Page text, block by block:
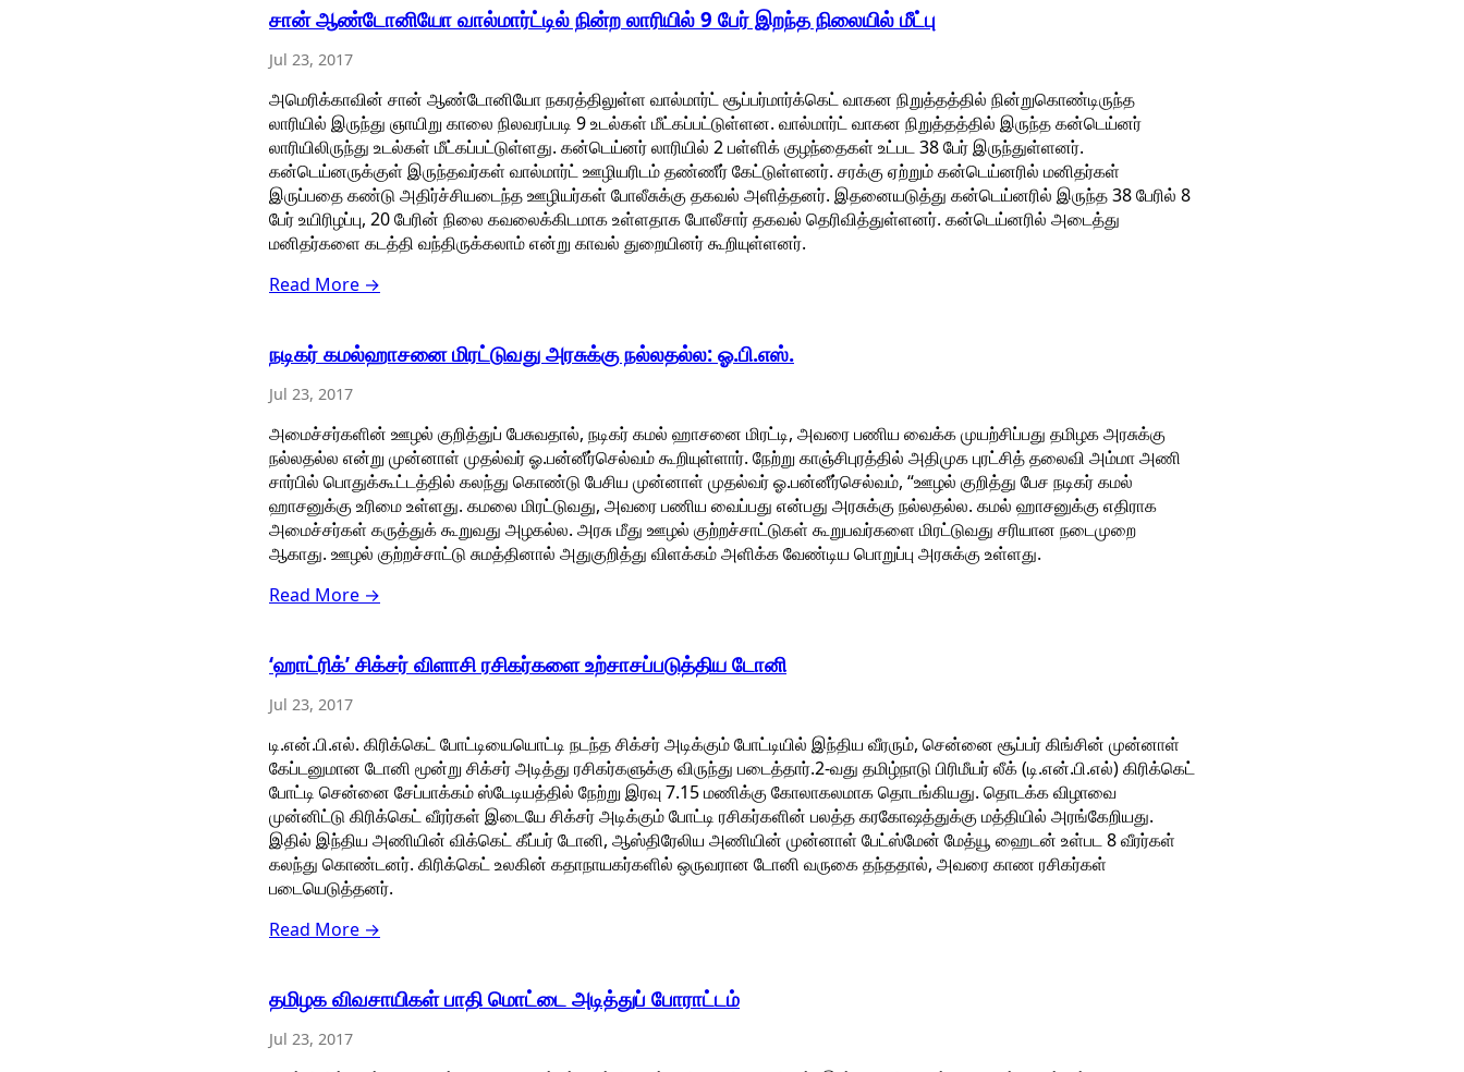
சான் ஆண்டோனியோ வால்மார்ட்டில் நின்ற லாரியில் 9 பேர் இறந்த நிலையில் மீட்பு
Jul 23, 2017
அமெரிக்காவின் சான் ஆண்டோனியோ நகரத்திலுள்ள வால்மார்ட் சூப்பர்மார்க்கெட் வாகன நிறுத்தத்தில் நின்றுகொண்டிருந்த
லாரியில் இருந்து ஞாயிறு காலை நிலவரப்படி 9 உடல்கள் மீட்கப்பட்டுள்ளன. வால்மார்ட் வாகன நிறுத்தத்தில் இருந்த கன்டெய்னர்
லாரியிலிருந்து உடல்கள் மீட்கப்பட்டுள்ளது. கன்டெய்னர் லாரியில் 2 பள்ளிக் குழந்தைகள் உட்பட 38 பேர் இருந்துள்ளனர்.
கன்டெய்னருக்குள் இருந்தவர்கள் வால்மார்ட் ஊழியரிடம் தண்ணீர் கேட்டுள்ளனர். சரக்கு ஏற்றும் கன்டெய்னரில் மனிதர்கள்
இருப்பதை கண்டு அதிர்ச்சியடைந்த ஊழியர்கள் போலீசுக்கு தகவல் அளித்தனர். இதனையடுத்து கன்டெய்னரில் இருந்த 38 பேரில் 8
பேர் உயிரிழப்பு, 20 பேரின் நிலை கவலைக்கிடமாக உள்ளதாக போலீசார் தகவல் தெரிவித்துள்ளனர். கன்டெய்னரில் அடைத்து
மனிதர்களை கடத்தி வந்திருக்கலாம் என்று காவல் துறையினர் கூறியுள்ளனர்.
Read More →
நடிகர் கமல்ஹாசனை மிரட்டுவது அரசுக்கு நல்லதல்ல: ஓ.பி.எஸ்.
Jul 23, 2017
அமைச்சர்களின் ஊழல் குறித்துப் பேசுவதால், நடிகர் கமல் ஹாசனை மிரட்டி, அவரை பணிய வைக்க முயற்சிப்பது தமிழக அரசுக்கு
நல்லதல்ல என்று முன்னாள் முதல்வர் ஓ.பன்னீர்செல்வம் கூறியுள்ளார். நேற்று காஞ்சிபுரத்தில் அதிமுக புரட்சித் தலைவி அம்மா அணி
சார்பில் பொதுக்கூட்டத்தில் கலந்து கொண்டு பேசிய முன்னாள் முதல்வர் ஓ.பன்னீர்செல்வம், “ஊழல் குறித்து பேச நடிகர் கமல்
ஹாசனுக்கு உரிமை உள்ளது. கமலை மிரட்டுவது, அவரை பணிய வைப்பது என்பது அரசுக்கு நல்லதல்ல. கமல் ஹாசனுக்கு எதிராக
அமைச்சர்கள் கருத்துக் கூறுவது அழகல்ல. அரசு மீது ஊழல் குற்றச்சாட்டுகள் கூறுபவர்களை மிரட்டுவது சரியான நடைமுறை
ஆகாது. ஊழல் குற்றச்சாட்டு சுமத்தினால் அதுகுறித்து விளக்கம் அளிக்க வேண்டிய பொறுப்பு அரசுக்கு உள்ளது.
Read More →
‘ஹாட்ரிக்’ சிக்சர் விளாசி ரசிகர்களை உற்சாசப்படுத்திய டோனி
Jul 23, 2017
டி.என்.பி.எல். கிரிக்கெட் போட்டியையொட்டி நடந்த சிக்சர் அடிக்கும் போட்டியில் இந்திய வீரரும், சென்னை சூப்பர் கிங்சின் முன்னாள்
கேப்டனுமான டோனி மூன்று சிக்சர் அடித்து ரசிகர்களுக்கு விருந்து படைத்தார்.2-வது தமிழ்நாடு பிரிமீயர் லீக் (டி.என்.பி.எல்) கிரிக்கெட்
போட்டி சென்னை சேப்பாக்கம் ஸ்டேடியத்தில் நேற்று இரவு 7.15 மணிக்கு கோலாகலமாக தொடங்கியது. தொடக்க விழாவை
முன்னிட்டு கிரிக்கெட் வீரர்கள் இடையே சிக்சர் அடிக்கும் போட்டி ரசிகர்களின் பலத்த கரகோஷத்துக்கு மத்தியில் அரங்கேறியது.
இதில் இந்திய அணியின் விக்கெட் கீப்பர் டோனி, ஆஸ்திரேலிய அணியின் முன்னாள் பேட்ஸ்மேன் மேத்யூ ஹைடன் உள்பட 8 வீரர்கள்
கலந்து கொண்டனர். கிரிக்கெட் உலகின் கதாநாயகர்களில் ஒருவரான டோனி வருகை தந்ததால், அவரை காண ரசிகர்கள்
படையெடுத்தனர்.
Read More →
தமிழக விவசாயிகள் பாதி மொட்டை அடித்துப் போராட்டம்
Jul 23, 2017